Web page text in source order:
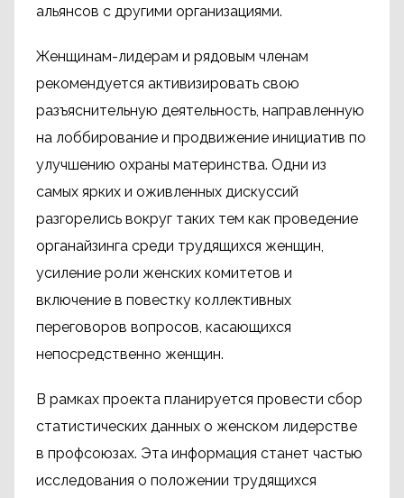
альянсов с другими организациями.
Женщинам-лидерам и рядовым членам
рекомендуется активизировать свою
разъяснительную деятельность, направленную
на лоббирование и продвижение инициатив по
улучшению охраны материнства. Одни из
самых ярких и оживленных дискуссий
разгорелись вокруг таких тем как проведение
органайзинга среди трудящихся женщин,
усиление роли женских комитетов и
включение в повестку коллективных
переговоров вопросов, касающихся
непосредственно женщин.
В рамках проекта планируется провести сбор
статистических данных о женском лидерстве
в профсоюзах. Эта информация станет частью
исследования о положении трудящихся